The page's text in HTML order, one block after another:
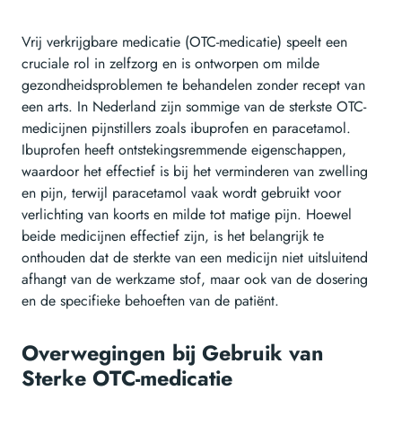
Vrij verkrijgbare medicatie (OTC-medicatie) speelt een
cruciale rol in zelfzorg en is ontworpen om milde
gezondheidsproblemen te behandelen zonder recept van
een arts. In Nederland zijn sommige van de sterkste OTC-
medicijnen pijnstillers zoals ibuprofen en paracetamol.
Ibuprofen heeft ontstekingsremmende eigenschappen,
waardoor het effectief is bij het verminderen van zwelling
en pijn, terwijl paracetamol vaak wordt gebruikt voor
verlichting van koorts en milde tot matige pijn. Hoewel
beide medicijnen effectief zijn, is het belangrijk te
onthouden dat de sterkte van een medicijn niet uitsluitend
afhangt van de werkzame stof, maar ook van de dosering
en de specifieke behoeften van de patiënt.
Overwegingen bij Gebruik van
Sterke OTC-medicatie